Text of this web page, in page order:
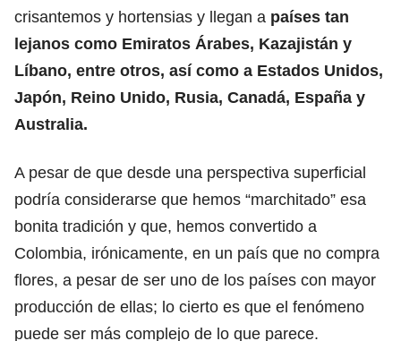
crisantemos y hortensias y llegan a países tan
lejanos como Emiratos Árabes, Kazajistán y
Líbano, entre otros, así como a Estados Unidos,
Japón, Reino Unido, Rusia, Canadá, España y
Australia.
A pesar de que desde una perspectiva superficial
podría considerarse que hemos “marchitado” esa
bonita tradición y que, hemos convertido a
Colombia, irónicamente, en un país que no compra
flores, a pesar de ser uno de los países con mayor
producción de ellas; lo cierto es que el fenómeno
puede ser más complejo de lo que parece.